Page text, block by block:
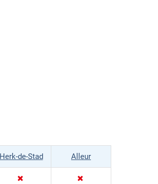
Herk-de-Stad Alleur